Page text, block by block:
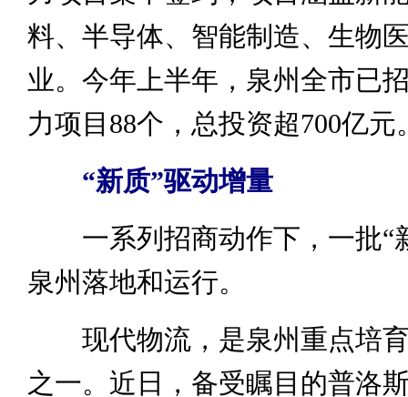
料、半导体、智能制造、生物
业。今年上半年，泉州全市已
力项目88个，总投资超700亿元
“新质”驱动增量
一系列招商动作下，一批“
泉州落地和运行。
现代物流，是泉州重点培育
之一。近日，备受瞩目的普洛